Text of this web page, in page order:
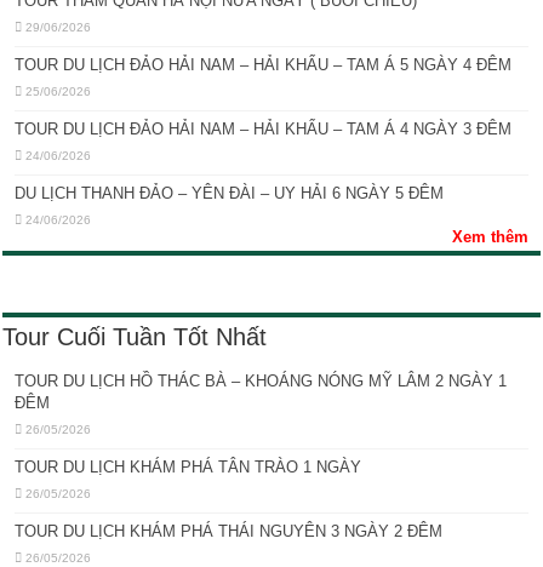
29/06/2026
TOUR DU LỊCH ĐẢO HẢI NAM – HẢI KHẨU – TAM Á 5 NGÀY 4 ĐÊM
25/06/2026
TOUR DU LỊCH ĐẢO HẢI NAM – HẢI KHẨU – TAM Á 4 NGÀY 3 ĐÊM
24/06/2026
DU LỊCH THANH ĐẢO – YÊN ĐÀI – UY HẢI 6 NGÀY 5 ĐÊM
24/06/2026
Xem thêm
Tour Cuối Tuần Tốt Nhất
TOUR DU LỊCH HỒ THÁC BÀ – KHOÁNG NÓNG MỸ LÂM 2 NGÀY 1
ĐÊM
26/05/2026
TOUR DU LỊCH KHÁM PHÁ TÂN TRÀO 1 NGÀY
26/05/2026
TOUR DU LỊCH KHÁM PHÁ THÁI NGUYÊN 3 NGÀY 2 ĐÊM
26/05/2026